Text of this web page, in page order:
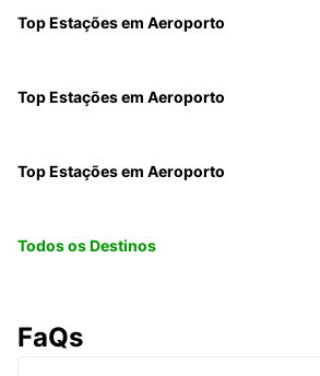
Top Estações em Aeroporto
Top Estações em Aeroporto
Top Estações em Aeroporto
Todos os Destinos
FaQs